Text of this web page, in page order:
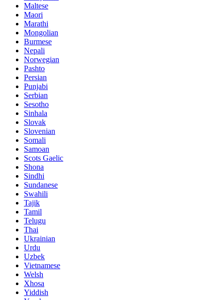
Maltese
Maori
Marathi
Mongolian
Burmese
Nepali
Norwegian
Pashto
Persian
Punjabi
Serbian
Sesotho
Sinhala
Slovak
Slovenian
Somali
Samoan
Scots Gaelic
Shona
Sindhi
Sundanese
Swahili
Tajik
Tamil
Telugu
Thai
Ukrainian
Urdu
Uzbek
Vietnamese
Welsh
Xhosa
Yiddish